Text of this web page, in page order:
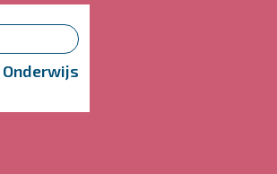
Onderwijs